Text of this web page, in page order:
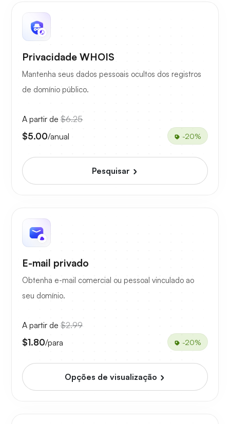
Privacidade WHOIS
Mantenha seus dados pessoais ocultos dos registros
de domínio público.
A partir de $6.25
$5.00/anual -20%
Pesquisar
E-mail privado
Obtenha e-mail comercial ou pessoal vinculado ao
seu domínio.
A partir de $2.99
$1.80/para -20%
Opções de visualização